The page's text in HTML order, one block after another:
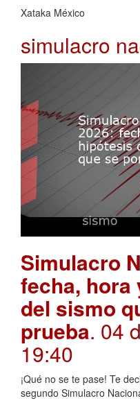
Xataka México
simulacro
Simulacro
fecha, hora
del sismo
prueba. 04
19:40
¡Qué no se te pase! Te
segundo Simulacro